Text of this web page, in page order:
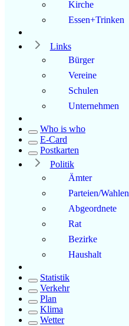
Kirche
Essen+Trinken
Links
Bürger
Vereine
Schulen
Unternehmen
Who is who
E-Card
Postkarten
Politik
Ämter
Parteien/Wahlen
Abgeordnete
Rat
Bezirke
Haushalt
Statistik
Verkehr
Plan
Klima
Wetter